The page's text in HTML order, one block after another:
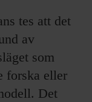
tes att det
av
som
forska eller
Det